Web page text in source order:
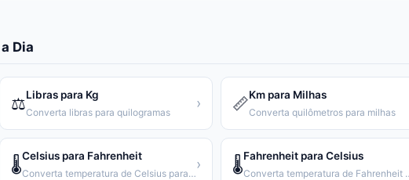
Dia
⚖️Libras para Kg
Converta libras para quilogramas
› 📏Km para Milhas
Converta quilômetros para milhas
🌡️Celsius para Fahrenheit
Converta temperatura de Celsius para Fahrenheit
› 🌡️Fahrenheit para Celsius
Converta